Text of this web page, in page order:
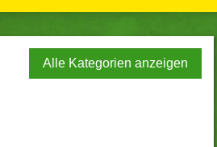
Alle Kategorien anzeigen